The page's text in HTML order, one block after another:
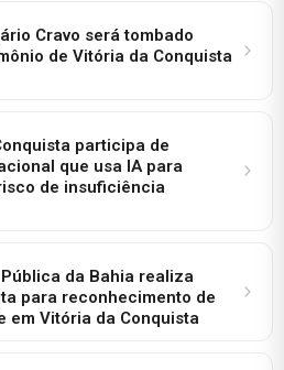
Cravo será tombado
de Vitória da Conquista
participa de
que usa IA para
de insuficiência
da Bahia realiza
para reconhecimento de
em Vitória da Conquista